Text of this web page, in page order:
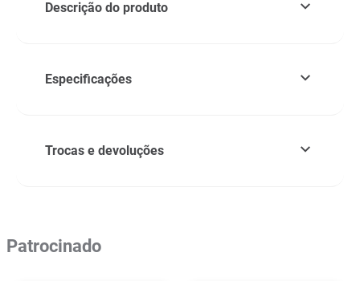
Descrição do produto
Especificações
Trocas e devoluções
Patrocinado